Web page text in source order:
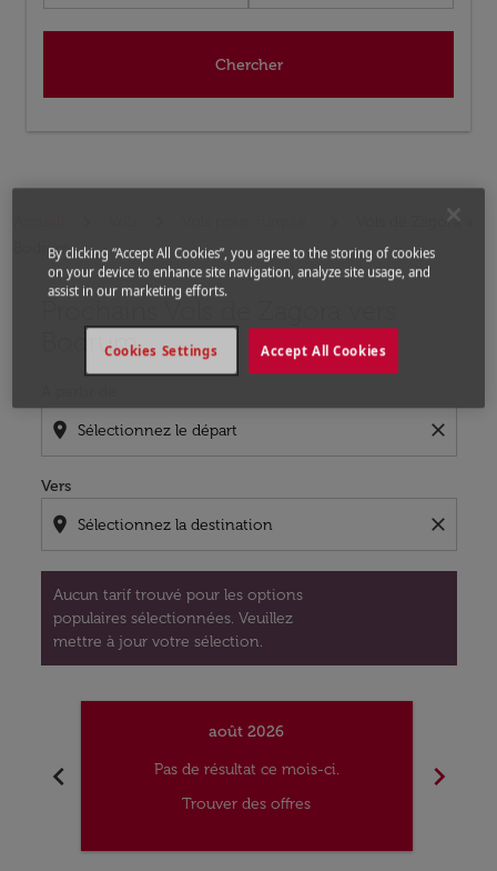
Chercher
Vols de Zagora a
Bodrum
Prochains Vols de Zagora vers
Bodrum
location_on close
Vers
location_on close
Aucun tarif trouvé pour les options
populaires sélectionnées. Veuillez
mettre à jour votre sélection.
Aucun tarif trouvé pour les options populaires
chevron_left
août 2026
Pas de résultat ce mois-ci.
Trouver des offres
chevron_right
By clicking “Accept All Cookies”, you agree to the storing of cookies
on your device to enhance site navigation, analyze site usage, and
assist in our marketing efforts.
Accept All Cookies
Cookies Settings